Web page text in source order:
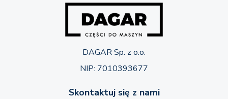
DAGAR Sp. z o.o.
NIP: 7010393677
Skontaktuj się z nami